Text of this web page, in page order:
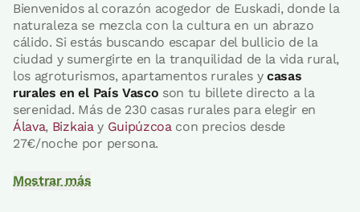
Bienvenidos al corazón acogedor de Euskadi, donde la
naturaleza se mezcla con la cultura en un abrazo
cálido. Si estás buscando escapar del bullicio de la
ciudad y sumergirte en la tranquilidad de la vida rural,
los agroturismos, apartamentos rurales y casas
rurales en el País Vasco son tu billete directo a la
serenidad. Más de 230 casas rurales para elegir en
Álava, Bizkaiay Guipúzcoacon precios desde
27€/noche por persona.
Mostrar más